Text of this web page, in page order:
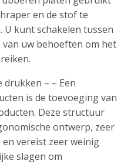
en de stof te
kunt schakelen tussen
uw behoeften om het
– – Een
is de toevoeging van
Deze structuur
ontwerp, zeer
vereist zeer weinig
slagen om